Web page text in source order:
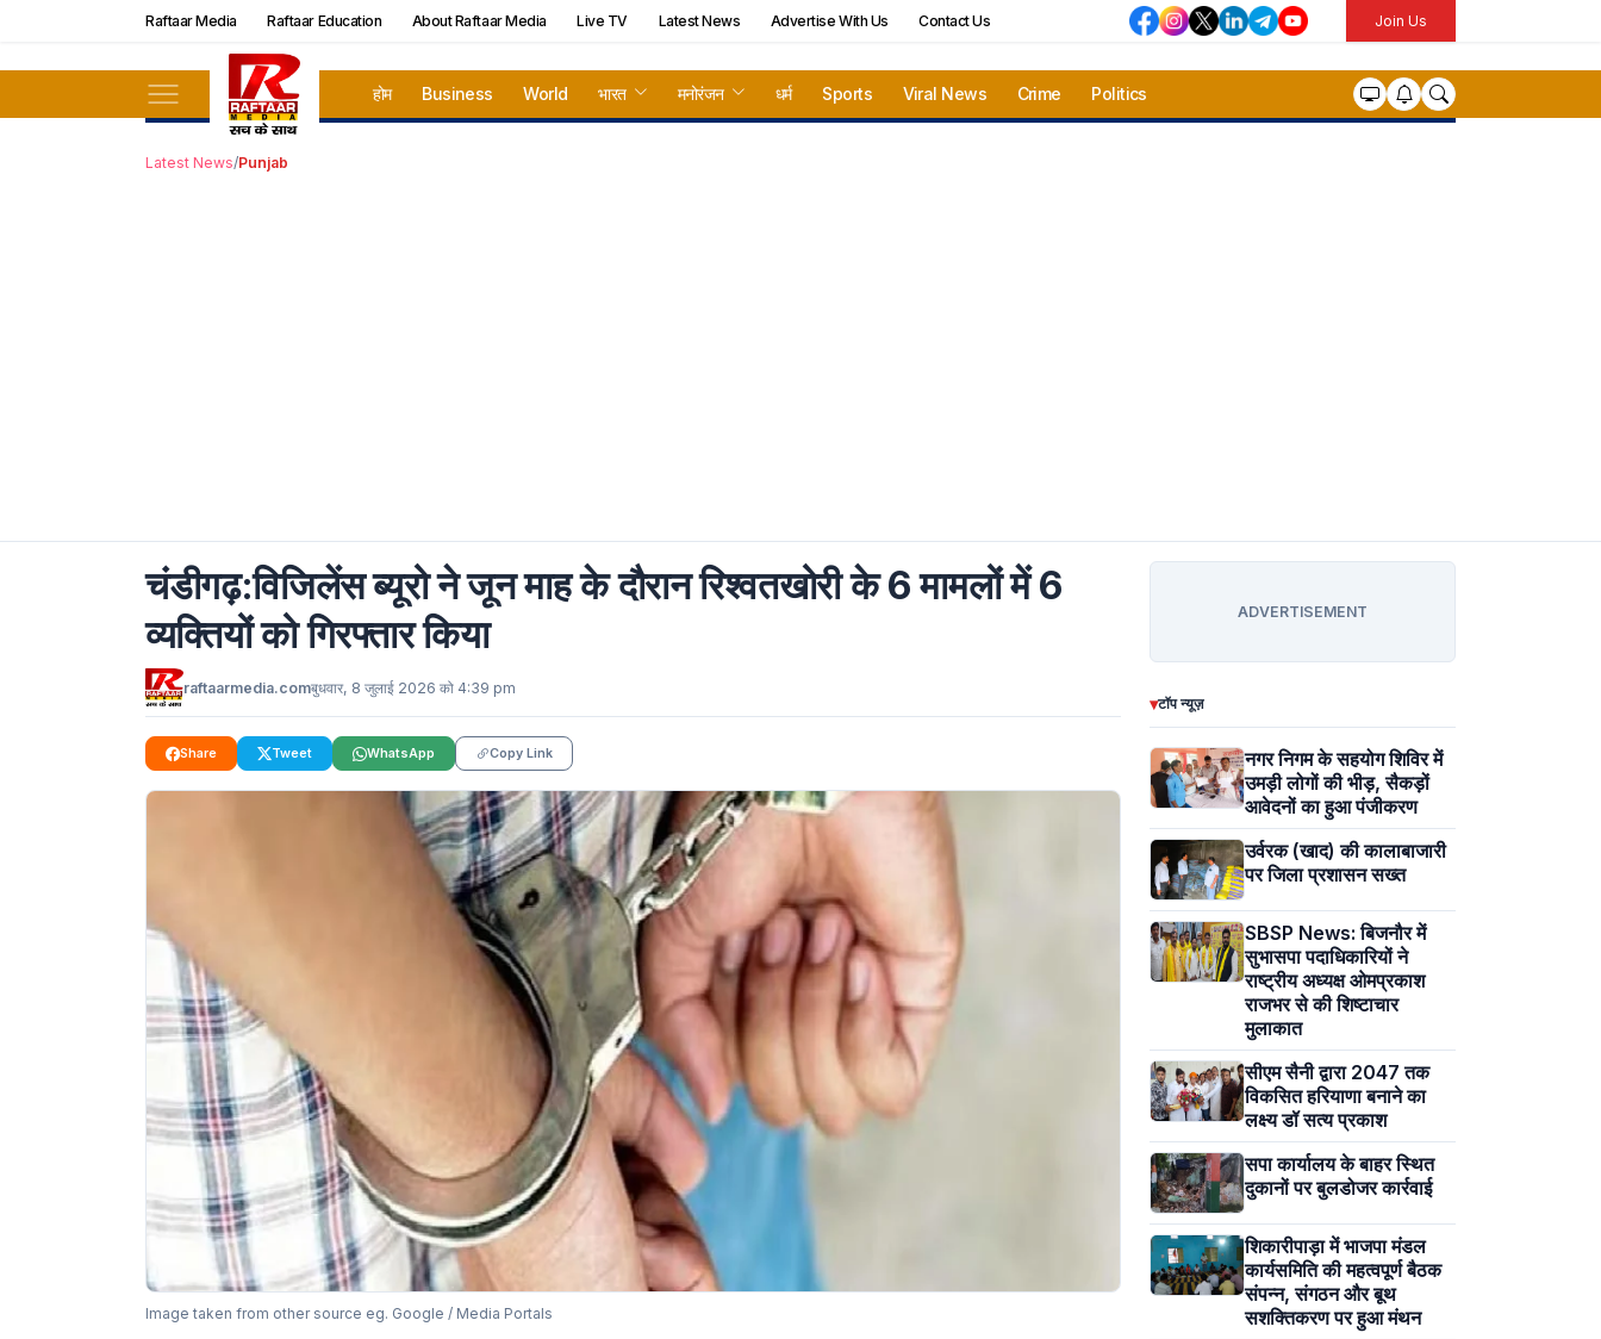
Join Us
Raftaar Media Raftaar Education About Raftaar Media Live TV Latest News Advertise With Us Contact Us
होम Business World भारत मनोरंजन धर्म Sports Viral News Crime Politics
Latest News/Punjab
चंडीगढ़:विजिलेंस ब्यूरो ने जून माह के दौरान रिश्वतखोरी के 6 मामलों में 6
व्यक्तियों को गिरफ्तार किया
raftaarmedia.comबुधवार, 8 जुलाई 2026 को 4:39 pm
Share Tweet WhatsApp Copy Link
Image taken from other source eg. Google / Media Portals
ADVERTISEMENT
▾टॉप न्यूज़
नगर निगम के सहयोग शिविर में
उमड़ी लोगों की भीड़, सैकड़ों
आवेदनों का हुआ पंजीकरण
उर्वरक (खाद) की कालाबाजारी
पर जिला प्रशासन सख्त
SBSP News: बिजनौर में
सुभासपा पदाधिकारियों ने
राष्ट्रीय अध्यक्ष ओमप्रकाश
राजभर से की शिष्टाचार
मुलाकात
सीएम सैनी द्वारा 2047 तक
विकसित हरियाणा बनाने का
लक्ष्य डॉ सत्य प्रकाश
सपा कार्यालय के बाहर स्थित
दुकानों पर बुलडोजर कार्रवाई
शिकारीपाड़ा में भाजपा मंडल
कार्यसमिति की महत्वपूर्ण बैठक
संपन्न, संगठन और बूथ
सशक्तिकरण पर हुआ मंथन